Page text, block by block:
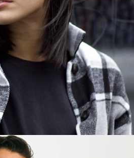
CLAUDIA
BASKETBALL